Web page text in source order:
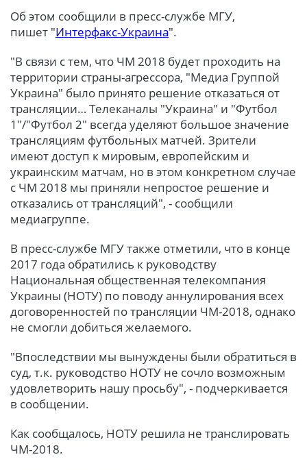
Об этом сообщили в пресс-службе МГУ,
пишет "Интерфакс-Украина".
"В связи с тем, что ЧМ 2018 будет проходить на
территории страны-агрессора, "Медиа Группой
Украина" было принято решение отказаться от
трансляции… Телеканалы "Украина" и "Футбол
1"/"Футбол 2" всегда уделяют большое значение
трансляциям футбольных матчей. Зрители
имеют доступ к мировым, европейским и
украинским матчам, но в этом конкретном случае
с ЧМ 2018 мы приняли непростое решение и
отказались от трансляций", - сообщили
медиагруппе.
В пресс-службе МГУ также отметили, что в конце
2017 года обратились к руководству
Национальная общественная телекомпания
Украины (НОТУ) по поводу аннулирования всех
договоренностей по трансляции ЧМ-2018, однако
не смогли добиться желаемого.
"Впоследствии мы вынуждены были обратиться в
суд, т.к. руководство НОТУ не сочло возможным
удовлетворить нашу просьбу", - подчеркивается
в сообщении.
Как сообщалось, НОТУ решила не транслировать
ЧМ-2018.